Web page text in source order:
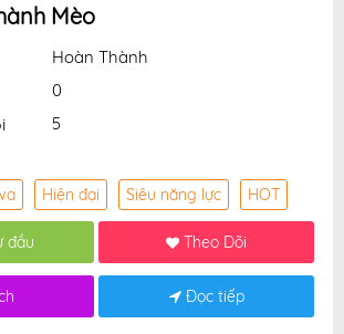
Mèo
Hoàn Thành
0
5
Hiện đại Siêu năng lực HOT
đầu Theo Dõi
Đọc tiếp